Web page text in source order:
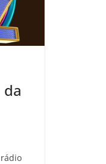
da